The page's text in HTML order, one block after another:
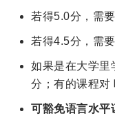
若得5.0分，需
若得4.5分，需
如果是在大学里
分；有的课程对
可豁免语言水平